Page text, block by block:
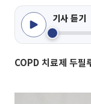
기사 듣기
COPD 치료제 두필